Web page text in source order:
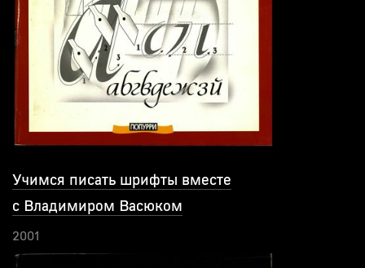
Учимся писать шрифты вместе
с Владимиром Васюком
2001